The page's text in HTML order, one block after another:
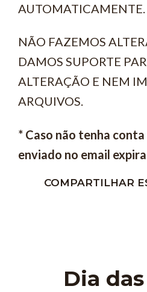
AUTOMATICAMENTE.
NÃO FAZEMOS
DAMOS SUPORTE
ALTERAÇÃO E NEM
ARQUIVOS.
* Caso não tenha
enviado no email
COMPARTILHAR
Dia